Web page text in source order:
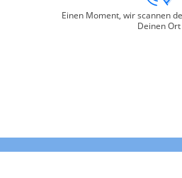
Einen Moment, wir scannen
Deinen Ort